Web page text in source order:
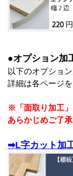
●オプション加
以下のオプショ
詳細は各ページ
※「面取り加工」
あらかじめご了承
➡L字カット加